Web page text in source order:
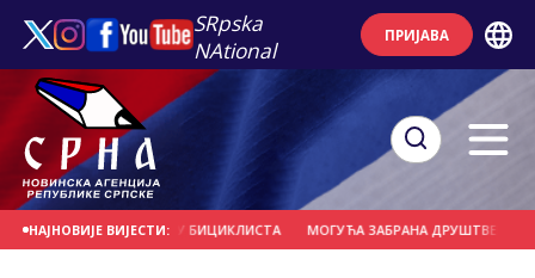
SRpska
NAtional
ПРИЈАВА
НАЈНОВИЈЕ ВИЈЕСТИ:
УДАРИО У ГРУПУ БИЦИКЛИСТА МОГУЋА ЗАБРАНА ДРУШТВЕНИХ